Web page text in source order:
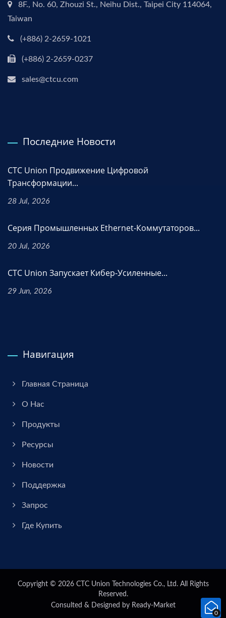
0
8F., No. 60, Zhouzi St., Neihu Dist., Taipei City 114064,
Taiwan
(+886) 2-2659-1021
(+886) 2-2659-0237
sales@ctcu.com
Последние Новости
CTC Union Продвижение Цифровой
Трансформации...
28 Jul, 2026
Серия Промышленных Ethernet-Коммутаторов...
20 Jul, 2026
CTC Union Запускает Кибер-Усиленные...
29 Jun, 2026
Навигация
Главная Страница
О Нас
Продукты
Ресурсы
Новости
Поддержка
Запрос
Где Купить
Copyright © 2026 CTC Union Technologies Co., Ltd.All Rights
Reserved.
Consulted & Designed by Ready-Market